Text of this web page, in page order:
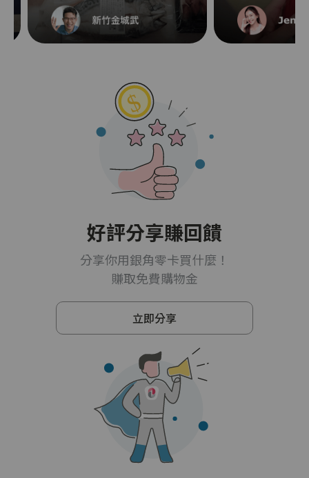
好評分享賺回饋
分享你用銀角零卡買什麼！
賺取免費購物金
立即分享